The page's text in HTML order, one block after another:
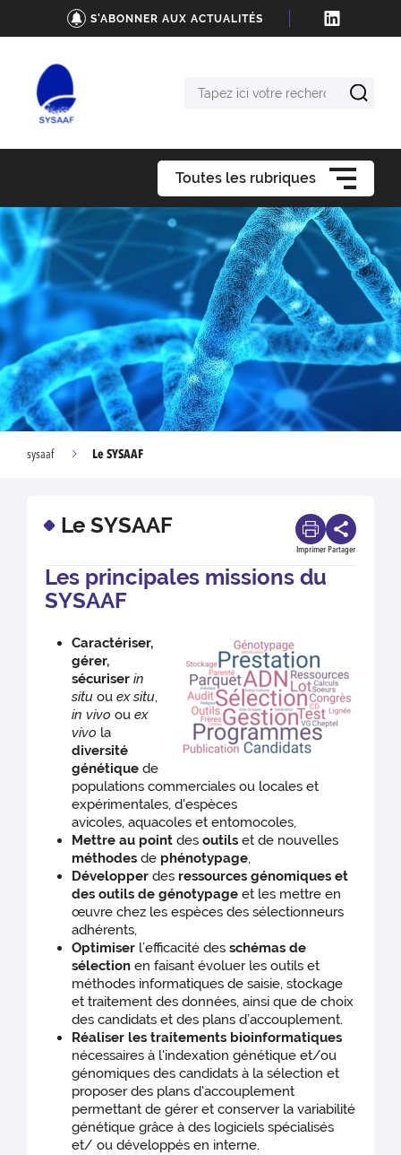
S'ABONNER AUX ACTUALITÉS
Toutes les rubriques
sysaaf Le SYSAAF
Le SYSAAF
Imprimer Partager
Les principales missions du
SYSAAF
Caractériser,
gérer,
sécuriser in
situ ouex situ,
in vivo ouex
vivo la
diversité
génétiquede
populations commerciales ou locales et
expérimentales, d'espèces
avicoles, aquacoles et entomocoles,
Mettre au point desoutils et de nouvelles
méthodes de phénotypage,
Développerdes ressources génomiques et
des outils de génotypage et les mettre en
œuvre chez les espèces des sélectionneurs
adhérents,
Optimiser l’efficacité desschémas de
sélection en faisant évoluer les outils et
méthodes informatiques de saisie, stockage
et traitement des données, ainsi que de choix
des candidats et des plans d’accouplement.
Réaliser les traitements bioinformatiques
nécessaires à l'indexation génétique et/ou
génomiques des candidats à la sélection et
proposer des plans d'accouplement
permettant de gérer et conserver la variabilité
génétique grâce à des logiciels spécialisés
et/ ou développés en interne.